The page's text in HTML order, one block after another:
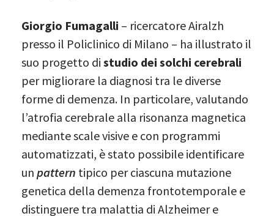
Giorgio Fumagalli – ricercatore Airalzh
presso il Policlinico di Milano – ha illustrato il
suo progetto di studio dei solchi cerebrali
per migliorare la diagnosi tra le diverse
forme di demenza. In particolare, valutando
l’atrofia cerebrale alla risonanza magnetica
mediante scale visive e con programmi
automatizzati, è stato possibile identificare
un pattern tipico per ciascuna mutazione
genetica della demenza frontotemporale e
distinguere tra malattia di Alzheimer e